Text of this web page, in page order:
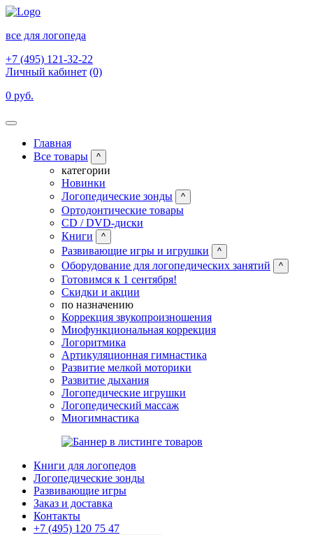
все для логопеда
+7 (495) 121-32-22
Личный кабинет (0)
0 руб.
Главная
Все товары
^
категории
Новинки
Логопедические зонды
^
Ортодонтические товары
CD / DVD-диски
Книги
^
Развивающие игры и игрушки ^
Оборудование для логопедических занятий ^
Готовимся к 1 сентября!
Скидки и акции
по назначению
Коррекция звукопроизношения
Миофункциональная коррекция
Логоритмика
Артикуляционная гимнастика
Развитие мелкой моторики
Развитие дыхания
Логопедические игрушки
Логопедический массаж
Миогимнастика
Книги для логопедов
Логопедические зонды
Развивающие игры
Заказ и доставка
Контакты
+7 (495) 120 75 47